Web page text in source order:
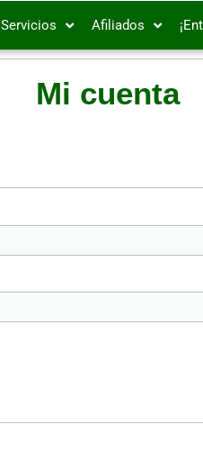
Servicios Afiliados
Mi cuenta